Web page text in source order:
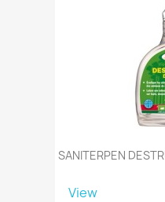
SANITERPEN
View